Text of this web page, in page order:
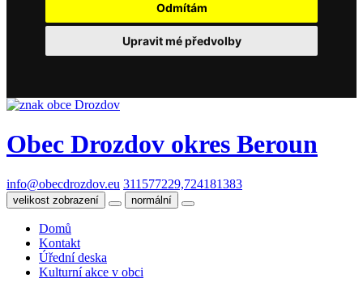
Odmítám
Upravit mé předvolby
Obec Drozdov okres Beroun
info@obecdrozdov.eu 311577229,724181383
velikost zobrazení normální
Domů
Kontakt
Úřední deska
Kulturní akce v obci